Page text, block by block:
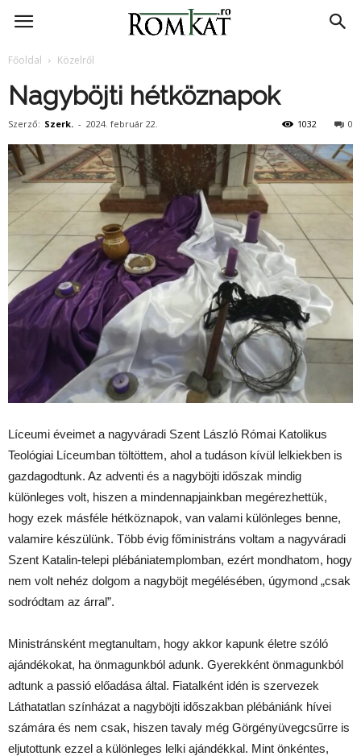
RomKat.ro
Főoldal Közelről
Nagyböjti hétköznapok
Szerző: Szerk. - 2024. február 22. 0
1032
Líceumi éveimet a nagyváradi Szent László Római Katolikus
Teológiai Líceumban töltöttem, ahol a tudáson kívül lelkiekben is
gazdagodtunk. Az adventi és a nagyböjti időszak mindig
különleges volt, hiszen a mindennapjainkban megérezhettük,
hogy ezek másféle hétköznapok, van valami különleges benne,
valamire készülünk. Több évig főministráns voltam a nagyváradi
Szent Katalin-telepi plébániatemplomban, ezért mondhatom, hogy
nem volt nehéz dolgom a nagyböjt megélésében, úgymond „csak
sodródtam az árral”.
Ministránsként megtanultam, hogy akkor kapunk életre szóló
ajándékokat, ha önmagunkból adunk. Gyerekként önmagunkból
adtunk a passió előadása által. Fiatalként idén is szervezek
Láthatatlan színházat a nagyböjti időszakban plébániánk hívei
számára és nem csak, hiszen tavaly még Görgényüvegcsűrre is
eljutottunk ezzel a különleges lelki ajándékkal. Mint önkéntes,